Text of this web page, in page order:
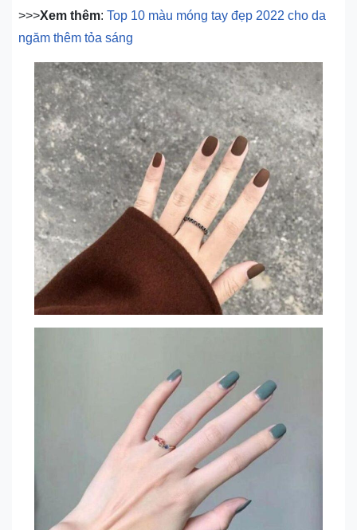
>>>Xem thêm: Top 10 màu móng tay đẹp 2022 cho da
ngăm thêm tỏa sáng